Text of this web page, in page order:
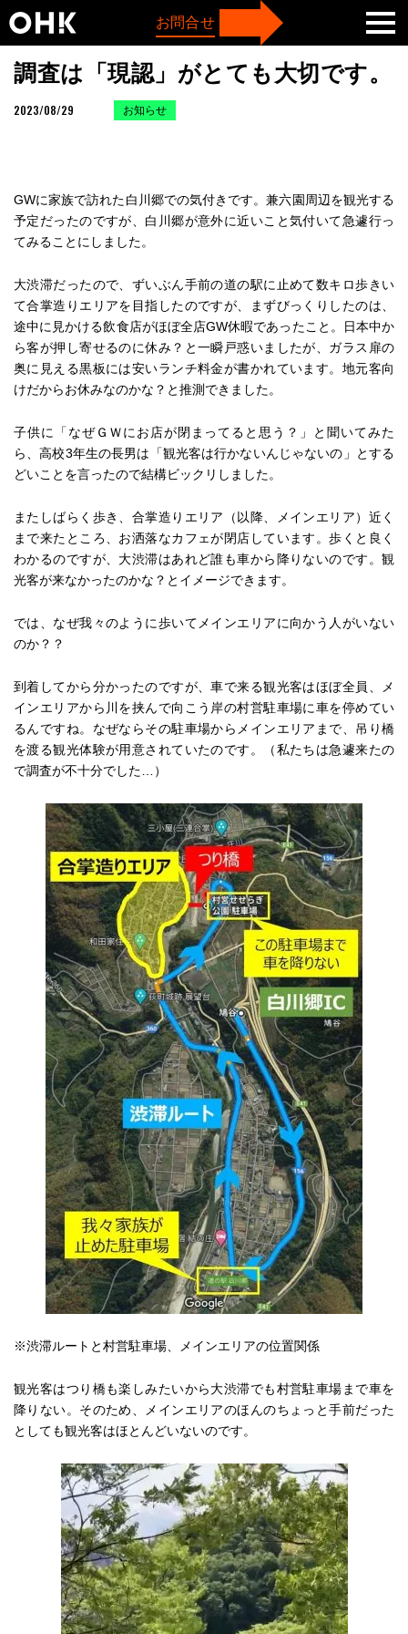
お問合せ
TOP お知らせ 調査は「現認」がとても大切です。
調査は「現認」がとても大切です。
2023/08/29 お知らせ
GWに家族で訪れた白川郷での気付きです。兼六園周辺を観光する
予定だったのですが、白川郷が意外に近いこと気付いて急遽行っ
てみることにしました。
大渋滞だったので、ずいぶん手前の道の駅に止めて数キロ歩きい
て合掌造りエリアを目指したのですが、まずびっくりしたのは、
途中に見かける飲食店がほぼ全店GW休暇であったこと。日本中か
ら客が押し寄せるのに休み？と一瞬戸惑いましたが、ガラス扉の
奥に見える黒板には安いランチ料金が書かれています。地元客向
けだからお休みなのかな？と推測できました。
子供に「なぜＧＷにお店が閉まってると思う？」と聞いてみた
ら、高校3年生の長男は「観光客は行かないんじゃないの」とする
どいことを言ったので結構ビックリしました。
またしばらく歩き、合掌造りエリア（以降、メインエリア）近く
まで来たところ、お洒落なカフェが閉店しています。歩くと良く
わかるのですが、大渋滞はあれど誰も車から降りないのです。観
光客が来なかったのかな？とイメージできます。
では、なぜ我々のように歩いてメインエリアに向かう人がいない
のか？？
到着してから分かったのですが、車で来る観光客はほぼ全員、メ
インエリアから川を挟んで向こう岸の村営駐車場に車を停めてい
るんですね。なぜならその駐車場からメインエリアまで、吊り橋
を渡る観光体験が用意されていたのです。（私たちは急遽来たの
で調査が不十分でした…）
※渋滞ルートと村営駐車場、メインエリアの位置関係
観光客はつり橋も楽しみたいから大渋滞でも村営駐車場まで車を
降りない。そのため、メインエリアのほんのちょっと手前だった
としても観光客はほとんどいないのです。